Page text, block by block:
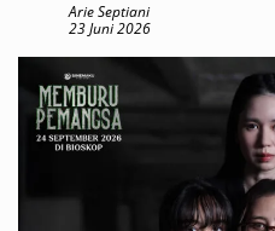
Arie Septiani
23 Juni 2026